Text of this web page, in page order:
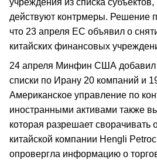
учреждения из списка
действуют контрмеры. Решение
что 23 апреля ЕС объявил о
китайских финансовых
24 апреля Минфин США добавил
списки по Ирану 20 компаний и
Американское управление по
иностранными активами также
которая разрешает сворачивать
китайской компании Hengli
опровергла информацию о